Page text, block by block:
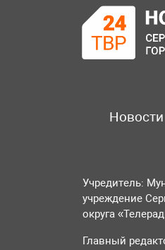
Новости
Учредитель:
учреждение
округа
Главный